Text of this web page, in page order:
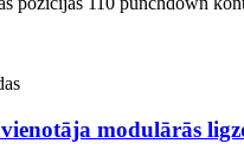
modulārās